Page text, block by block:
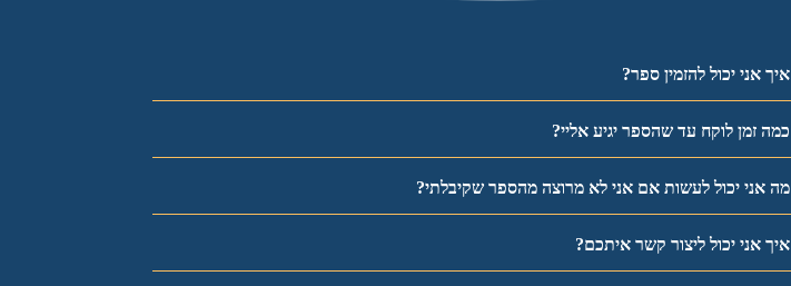
איך אני יכול להזמין ספר?
כמה זמן לוקח עד שהספר יגיע אליי?
מה אני יכול לעשות אם אני לא מרוצה מהספר שקיבלתי?
איך אני יכול ליצור קשר איתכם?